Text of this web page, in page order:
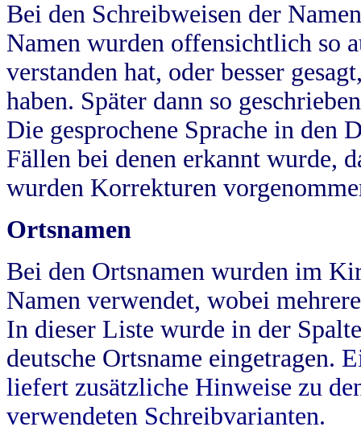
Bei den Schreibweisen der
Namen wurden offensichtlich so
verstanden hat, oder besser
haben. Später dann so
Die gesprochene Sprache in
Fällen bei denen erkannt wurde,
wurden Korrekturen
Ortsnamen
Bei den Ortsnamen wurden im
Namen verwendet, wobei
In dieser Liste wurde in der
deutsche Ortsname eingetragen.
liefert zusätzliche Hinweise zu
verwendeten Schreibvarianten.